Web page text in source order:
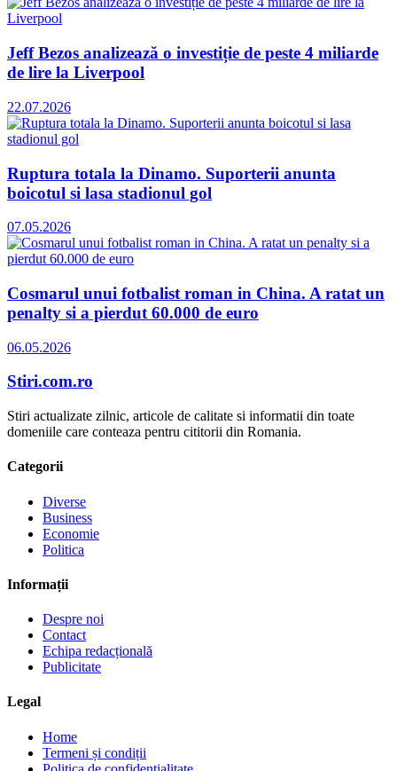
Jeff Bezos analizează o investiție de peste 4 miliarde
de lire la Liverpool
22.07.2026
Ruptura totala la Dinamo. Suporterii anunta
boicotul si lasa stadionul gol
07.05.2026
Cosmarul unui fotbalist roman in China. A ratat un
penalty si a pierdut 60.000 de euro
06.05.2026
Stiri.com.ro
Stiri actualizate zilnic, articole de calitate si informatii din toate
domeniile care conteaza pentru cititorii din Romania.
Categorii
Diverse
Business
Economie
Politica
Informații
Despre noi
Contact
Echipa redacțională
Publicitate
Legal
Home
Termeni și condiții